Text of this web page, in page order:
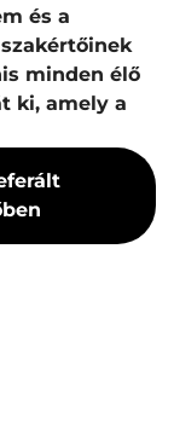
és a
minden élő
ki, amely a